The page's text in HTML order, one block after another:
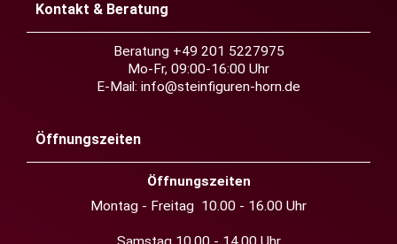
Kontakt & Beratung
Beratung +49 201 5227975
Mo-Fr, 09:00-16:00 Uhr
E-Mail: info@steinfiguren-horn.de
Öffnungszeiten
Öffnungszeiten
Montag - Freitag 10.00 - 16.00 Uhr